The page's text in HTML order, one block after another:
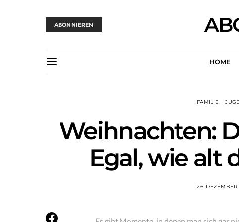
ABONNIEREN
HOME
FAMILIE
Weihnachten:
Egal, wie alt
26. DEZEMBER